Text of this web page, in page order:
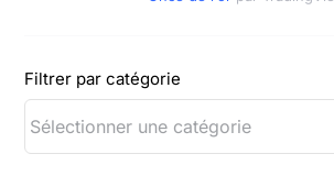
Filtrer par catégorie